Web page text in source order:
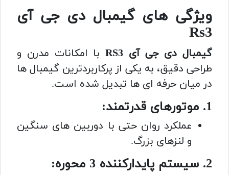
ویژگی های گیمبال دی جی آی
Rs3
گیمبال دی جی آی RS3
با امکانات مدرن و
طراحی دقیق، به یکی از پرکاربردترین گیمبال ها
در میان حرفه ای ها تبدیل شده است.
1. موتورهای قدرتمند:
عملکرد روان حتی با دوربین های سنگین
و لنزهای بزرگ.
2. سیستم پایدارکننده 3 محوره: